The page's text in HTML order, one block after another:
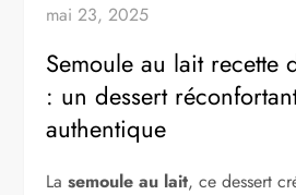
mai 23, 2025
Semoule au lait recette
: un dessert
authentique
Lasemoule au lait, ce dessert